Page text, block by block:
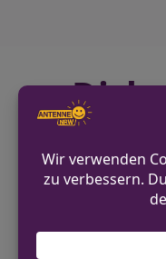
Anonym und
Schreibe
Deine E-Mail-
Alternative: